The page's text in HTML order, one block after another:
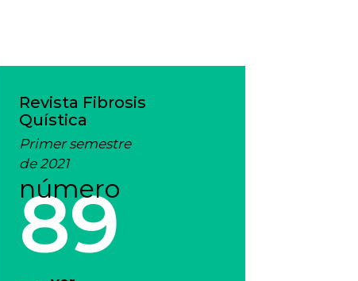
Revista Fibrosis
Quística
Primer semestre
de 2021
número
89